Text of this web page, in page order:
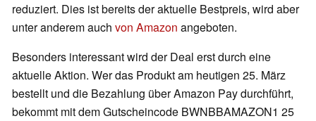
reduziert. Dies ist bereits der aktuelle Bestpreis, wird aber
unter anderem auch von Amazon angeboten.
Besonders interessant wird der Deal erst durch eine
aktuelle Aktion. Wer das Produkt am heutigen 25. März
bestellt und die Bezahlung über Amazon Pay durchführt,
bekommt mit dem Gutscheincode BWNBBAMAZON1 25